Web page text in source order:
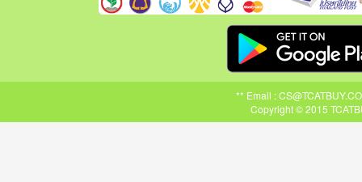
** Email :
Copyright © 2015